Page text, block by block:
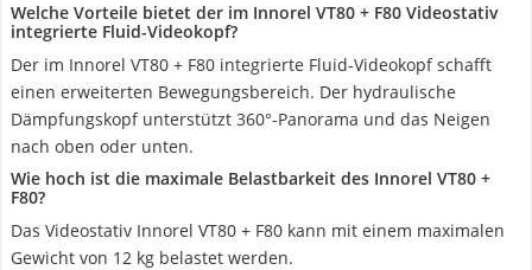
Welche Vorteile bietet der im Innorel VT80 + F80 Videostativ
integrierte Fluid-Videokopf?
Der im Innorel VT80 + F80 integrierte Fluid-Videokopf schafft
einen erweiterten Bewegungsbereich. Der hydraulische
Dämpfungskopf unterstützt 360°-Panorama und das Neigen
nach oben oder unten.
Wie hoch ist die maximale Belastbarkeit des Innorel VT80 +
F80?
Das Videostativ Innorel VT80 + F80 kann mit einem maximalen
Gewicht von 12 kg belastet werden.